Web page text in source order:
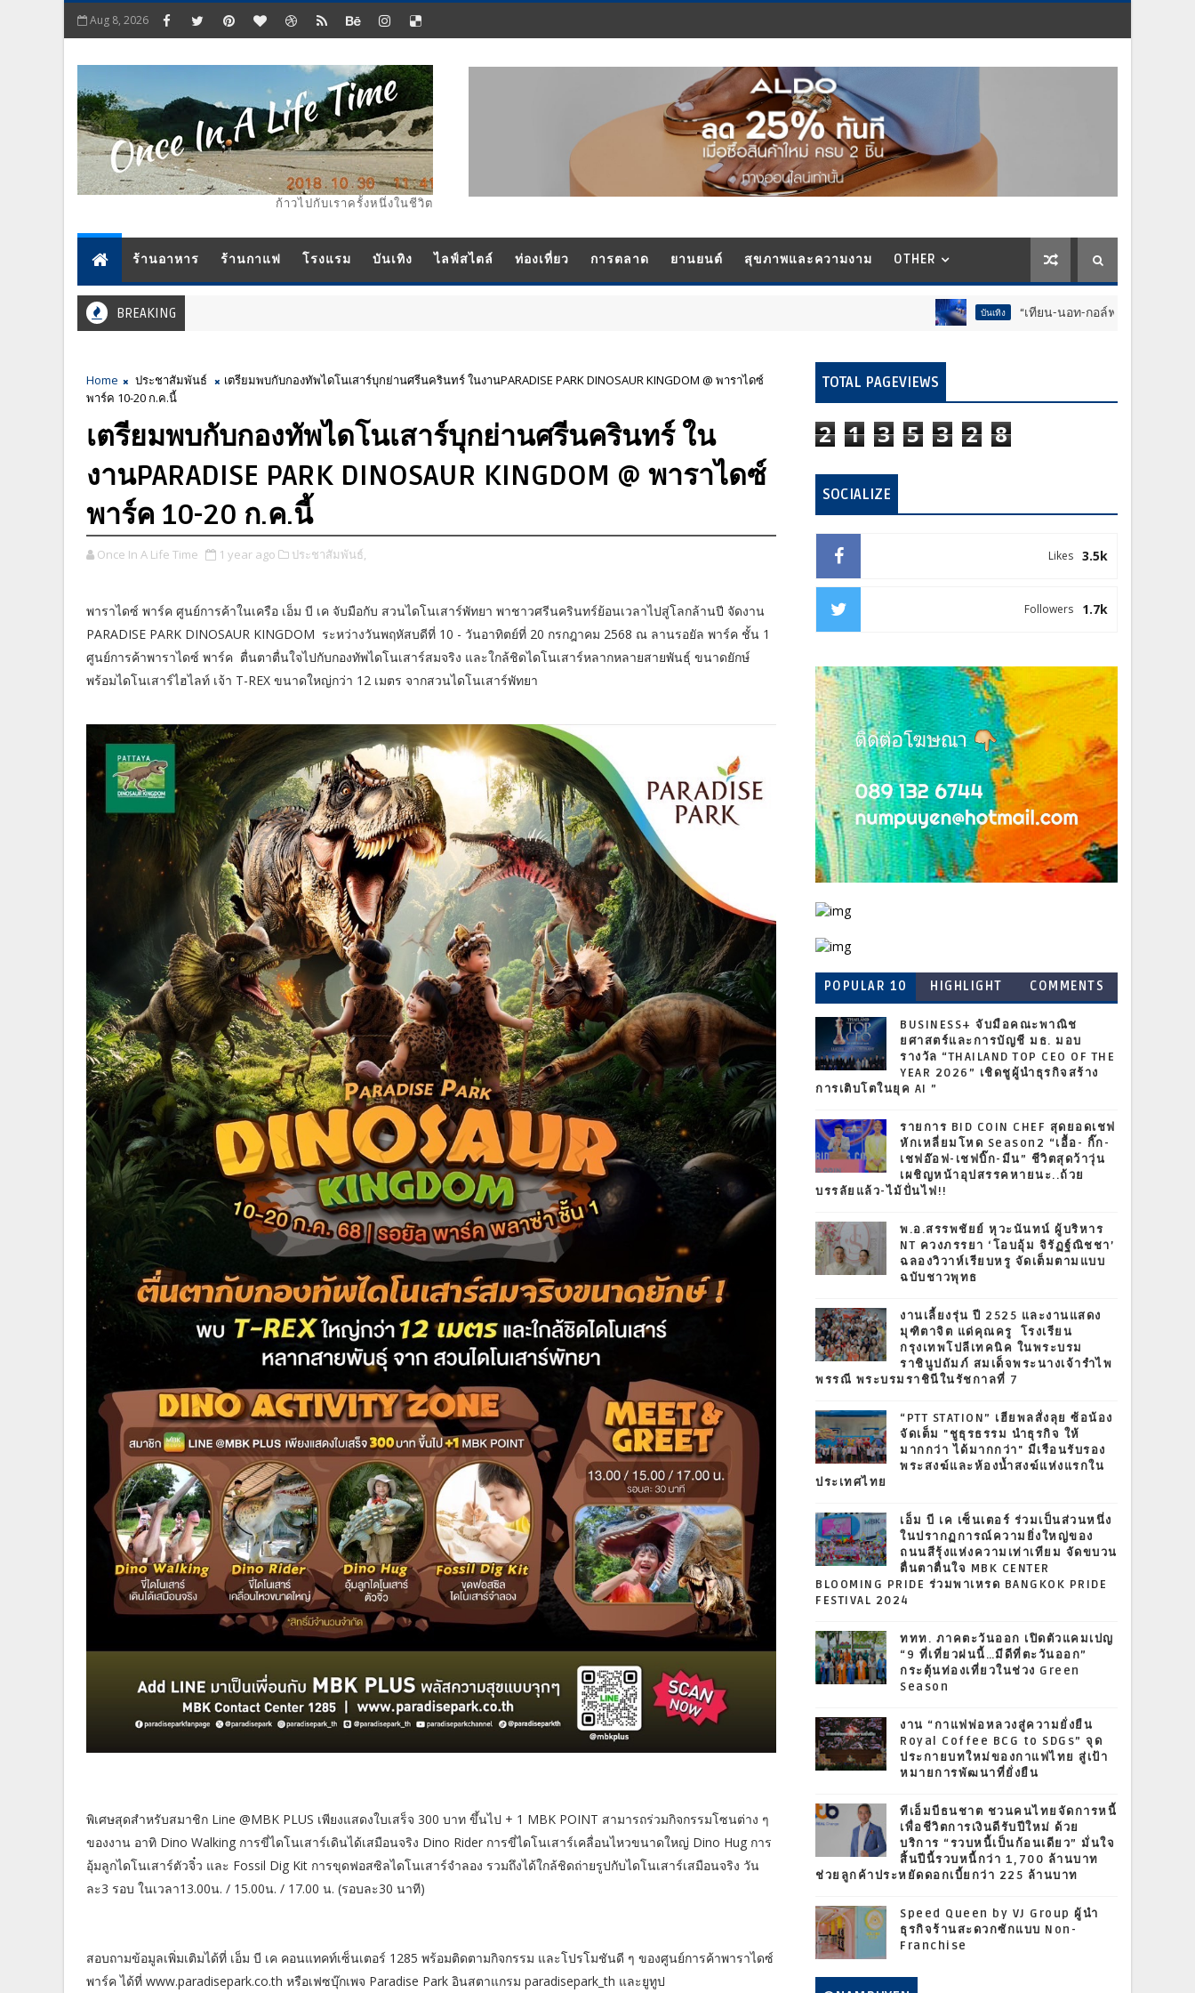
Aug 8, 2026
ก้าวไปกับเราครั้งหนึ่งในชีวิต
ร้านอาหาร ร้านกาแฟ โรงแรม บันเทิง ไลฟ์สไตล์ ท่องเที่ยว การตลาด ยานยนต์ สุขภาพและความงาม OTHER
BREAKING บันเทิง “เทียน-นอท-กอล์ฟ-จำลอง-โฟล์ค” ร้องจ๊าก
Home ประชาสัมพันธ์
เตรียมพบกับกองทัพไดโนเสาร์บุกย่านศรีนครินทร์ ในงานPARADISE PARK DINOSAUR KINGDOM @ พาราไดซ์
พาร์ค 10-20 ก.ค.นี้
เตรียมพบกับกองทัพไดโนเสาร์บุกย่านศรีนครินทร์ ใน
งานPARADISE PARK DINOSAUR KINGDOM @ พาราไดซ์
พาร์ค 10-20 ก.ค.นี้
Once In A Life Time 1 year ago ประชาสัมพันธ์,
พาราไดซ์ พาร์ค ศูนย์การค้าในเครือ เอ็ม บี เค จับมือกับ สวนไดโนเสาร์พัทยา พาชาวศรีนครินทร์ย้อนเวลาไปสู่โลกล้านปี จัดงาน
PARADISE PARK DINOSAUR KINGDOM ระหว่างวันพฤหัสบดีที่ 10 - วันอาทิตย์ที่ 20 กรกฎาคม 2568 ณ ลานรอยัล พาร์ค ชั้น 1
ศูนย์การค้าพาราไดซ์ พาร์ค ตื่นตาตื่นใจไปกับกองทัพไดโนเสาร์สมจริง และใกล้ชิดไดโนเสาร์หลากหลายสายพันธุ์ ขนาดยักษ์
พร้อมไดโนเสาร์ไฮไลท์ เจ้า T-REX ขนาดใหญ่กว่า 12 เมตร จากสวนไดโนเสาร์พัทยา
พิเศษสุดสำหรับสมาชิก Line @MBK PLUS เพียงแสดงใบเสร็จ 300 บาท ขึ้นไป + 1 MBK POINT สามารถร่วมกิจกรรมโซนต่าง ๆ
ของงาน อาทิ Dino Walking การขี่ไดโนเสาร์เดินได้เสมือนจริง Dino Rider การขี่ไดโนเสาร์เคลื่อนไหวขนาดใหญ่ Dino Hug การ
อุ้มลูกไดโนเสาร์ตัวจิ๋ว และ Fossil Dig Kit การขุดฟอสซิลไดโนเสาร์จำลอง รวมถึงได้ใกล้ชิดถ่ายรูปกับไดโนเสาร์เสมือนจริง วัน
ละ3 รอบ ในเวลา13.00น. / 15.00น. / 17.00 น. (รอบละ30 นาที)
สอบถามข้อมูลเพิ่มเติมได้ที่ เอ็ม บี เค คอนแทคท์เซ็นเตอร์ 1285 พร้อมติดตามกิจกรรม และโปรโมชันดี ๆ ของศูนย์การค้าพาราไดซ์
พาร์ค ได้ที่ www.paradisepark.co.th หรือเฟซบุ๊กเพจ Paradise Park อินสตาแกรม paradisepark_th และยูทูป
TOTAL PAGEVIEWS
2 1 3 5 3 2 8
SOCIALIZE
3.5k
Likes
1.7k
Followers
POPULAR 10 HIGHLIGHT COMMENTS
BUSINESS+ จับมือคณะพาณิช
ยศาสตร์และการบัญชี มธ. มอบ
รางวัล “THAILAND TOP CEO OF THE
YEAR 2026” เชิดชูผู้นำธุรกิจสร้าง
การเติบโตในยุค AI ”
รายการ BID COIN CHEF สุดยอดเชฟ
หักเหลี่ยมโหด Season2 “เอื้อ- กิ๊ก-
เชฟอ๊อฟ-เชฟบิ๊ก-มีน” ชีวิตสุดว้าวุ่น
เผชิญหน้าอุปสรรคหายนะ..ถ้วย
บรรลัยแล้ว-ไม้ปั่นไฟ!!
พ.อ.สรรพชัยย์ หุวะนันทน์ ผู้บริหาร
NT ควงภรรยา ‘โอบอุ้ม จิรัฏฐ์ณิชชา’
ฉลองวิวาห์เรียบหรู จัดเต็มตามแบบ
ฉบับชาวพุทธ
งานเลี้ยงรุ่น ปี 2525 และงานแสดง
มุฑิตาจิต แด่คุณครู โรงเรียน
กรุงเทพโปลีเทคนิค ในพระบรม
ราชินูปถัมภ์ สมเด็จพระนางเจ้ารำไพ
พรรณี พระบรมราชินีในรัชกาลที่ 7
“PTT STATION” เฮียพลสั่งลุย ซ้อน้อง
จัดเต็ม "ชูธุรธรรม นำธุรกิจ ให้
มากกว่า ได้มากกว่า" มีเรือนรับรอง
พระสงฆ์และห้องน้ำสงฆ์แห่งแรกใน
ประเทศไทย
เอ็ม บี เค เซ็นเตอร์ ร่วมเป็นส่วนหนึ่ง
ในปรากฏการณ์ความยิ่งใหญ่ของ
ถนนสีรุ้งแห่งความเท่าเทียม จัดขบวน
ตื่นตาตื่นใจ MBK CENTER
BLOOMING PRIDE ร่วมพาเหรด BANGKOK PRIDE
FESTIVAL 2024
ททท. ภาคตะวันออก เปิดตัวแคมเปญ
“9 ที่เที่ยวฝนนี้…มีดีที่ตะวันออก”
กระตุ้นท่องเที่ยวในช่วง Green
Season
งาน “กาแฟพ่อหลวงสู่ความยั่งยืน
Royal Coffee BCG to SDGs” จุด
ประกายบทใหม่ของกาแฟไทย สู่เป้า
หมายการพัฒนาที่ยั่งยืน
ทีเอ็มบีธนชาต ชวนคนไทยจัดการหนี้
เพื่อชีวิตการเงินดีรับปีใหม่ ด้วย
บริการ “รวบหนี้เป็นก้อนเดียว” มั่นใจ
สิ้นปีนี้รวบหนี้กว่า 1,700 ล้านบาท
ช่วยลูกค้าประหยัดดอกเบี้ยกว่า 225 ล้านบาท
Speed Queen by VJ Group ผู้นำ
ธุรกิจร้านสะดวกซักแบบ Non-
Franchise